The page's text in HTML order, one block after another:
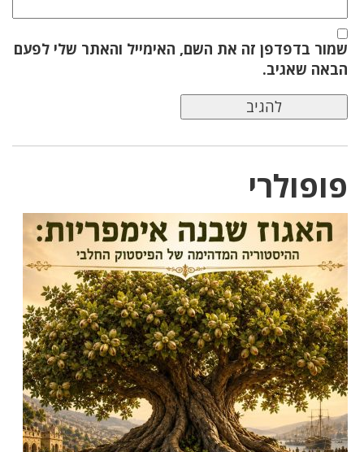
שמור בדפדפן זה את השם, האימייל והאתר שלי לפעם
הבאה שאגיב.
פופולרי